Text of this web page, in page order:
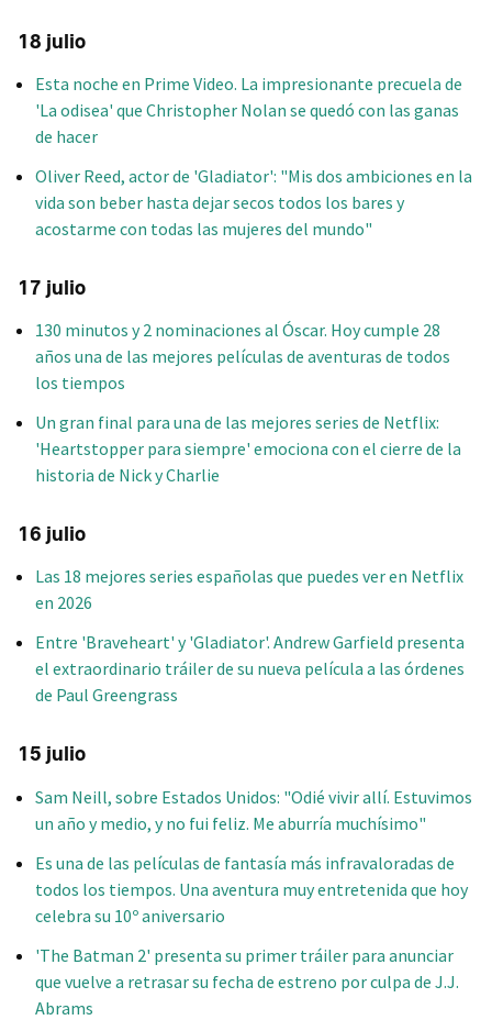
18 julio
Esta noche en Prime Video. La impresionante precuela de
'La odisea' que Christopher Nolan se quedó con las ganas
de hacer
Oliver Reed, actor de 'Gladiator': "Mis dos ambiciones en la
vida son beber hasta dejar secos todos los bares y
acostarme con todas las mujeres del mundo"
17 julio
130 minutos y 2 nominaciones al Óscar. Hoy cumple 28
años una de las mejores películas de aventuras de todos
los tiempos
Un gran final para una de las mejores series de Netflix:
'Heartstopper para siempre' emociona con el cierre de la
historia de Nick y Charlie
16 julio
Las 18 mejores series españolas que puedes ver en Netflix
en 2026
Entre 'Braveheart' y 'Gladiator'. Andrew Garfield presenta
el extraordinario tráiler de su nueva película a las órdenes
de Paul Greengrass
15 julio
Sam Neill, sobre Estados Unidos: "Odié vivir allí. Estuvimos
un año y medio, y no fui feliz. Me aburría muchísimo"
Es una de las películas de fantasía más infravaloradas de
todos los tiempos. Una aventura muy entretenida que hoy
celebra su 10º aniversario
'The Batman 2' presenta su primer tráiler para anunciar
que vuelve a retrasar su fecha de estreno por culpa de J.J.
Abrams